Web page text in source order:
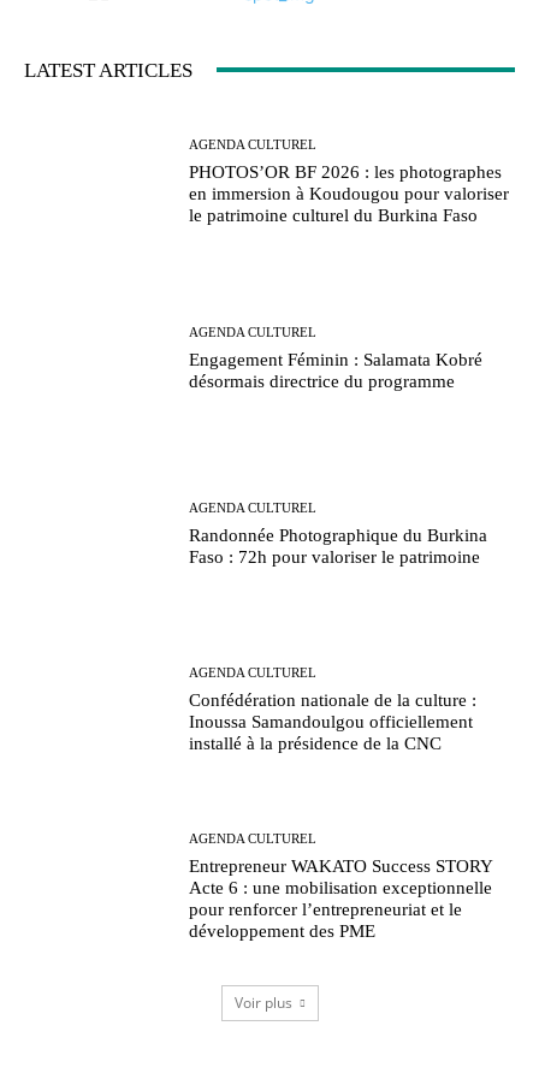
LATEST ARTICLES
AGENDA CULTUREL
PHOTOS’OR BF 2026 : les photographes
en immersion à Koudougou pour valoriser
le patrimoine culturel du Burkina Faso
AGENDA CULTUREL
Engagement Féminin : Salamata Kobré
désormais directrice du programme
AGENDA CULTUREL
Randonnée Photographique du Burkina
Faso : 72h pour valoriser le patrimoine
AGENDA CULTUREL
Confédération nationale de la culture :
Inoussa Samandoulgou officiellement
installé à la présidence de la CNC
AGENDA CULTUREL
Entrepreneur WAKATO Success STORY
Acte 6 : une mobilisation exceptionnelle
pour renforcer l’entrepreneuriat et le
développement des PME
Voir plus